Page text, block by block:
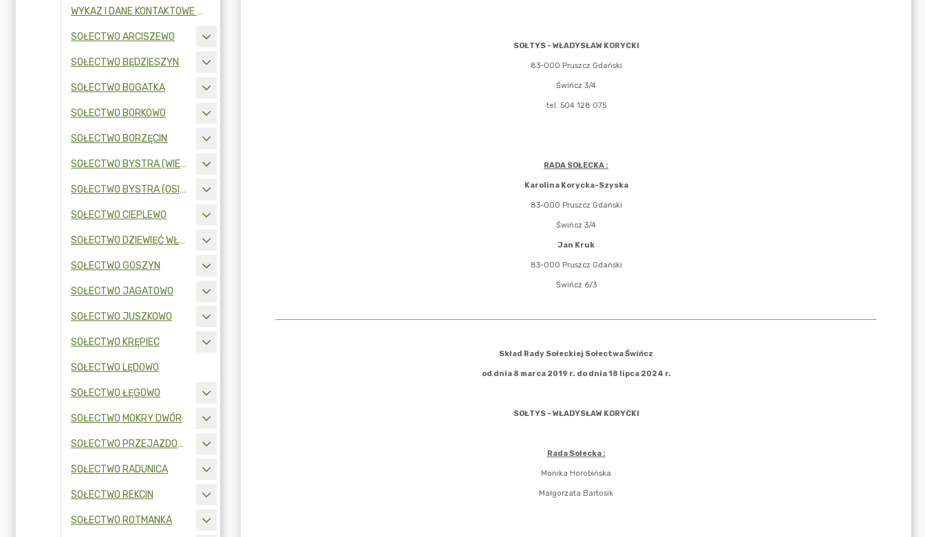
WYKAZ I DANE KONTAKTOWE SOŁTYSÓW
SOŁECTWO ARCISZEWO
SOŁECTWO BĘDZIESZYN
SOŁECTWO BOGATKA
SOŁECTWO BORKOWO
SOŁECTWO BORZĘCIN
SOŁECTWO BYSTRA (WIEŚ)
SOŁECTWO BYSTRA (OSIEDLE)
SOŁECTWO CIEPLEWO
SOŁECTWO DZIEWIĘĆ WŁÓK
SOŁECTWO GOSZYN
SOŁECTWO JAGATOWO
SOŁECTWO JUSZKOWO
SOŁECTWO KRĘPIEC
SOŁECTWO LĘDOWO
SOŁECTWO ŁĘGOWO
SOŁECTWO MOKRY DWÓR
SOŁECTWO PRZEJAZDOWO
SOŁECTWO RADUNICA
SOŁECTWO REKCIN
SOŁECTWO ROTMANKA